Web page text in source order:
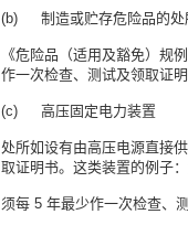
(b) 制造或贮存危险品的处
《危险品（适用及豁免）规
作一次检查、测试及领取证
(c) 高压固定电力装置
处所如设有由高压电源直接
取证明书。这类装置的例子
须每 5 年最少作一次检查、